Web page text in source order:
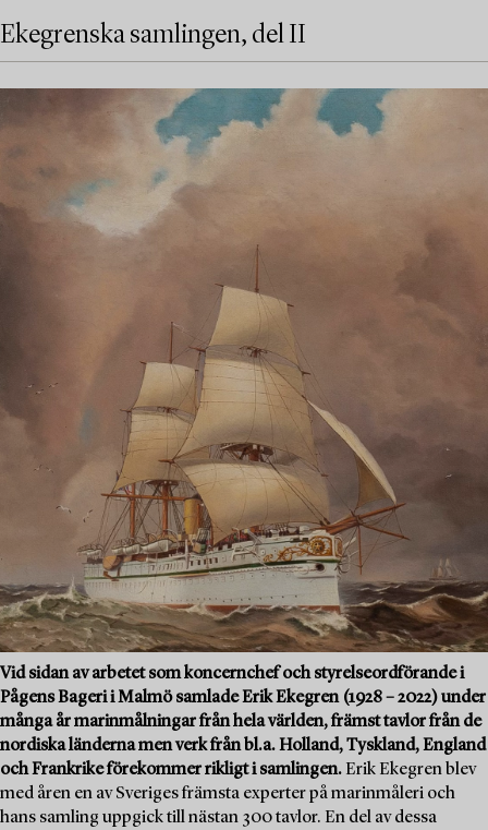
Ekegrenska samlingen, del II
Vid sidan av arbetet som koncernchef och styrelseordförande i
Pågens Bageri i Malmö samlade Erik Ekegren (1928 – 2022) under
många år marinmålningar från hela världen, främst tavlor från de
nordiska länderna men verk från bl.a. Holland, Tyskland, England
och Frankrike förekommer rikligt i samlingen. Erik Ekegren blev
med åren en av Sveriges främsta experter på marinmåleri och
hans samling uppgick till nästan 300 tavlor. En del av dessa